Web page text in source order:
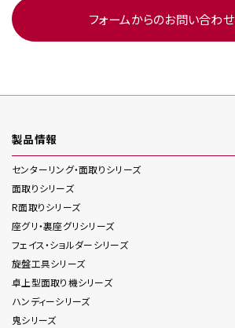
フォームからのお問い合わせ
製品情報
センターリング・面取りシリーズ
面取りシリーズ
R面取りシリーズ
座グリ・裏座グリシリーズ
フェイス・ショルダーシリーズ
旋盤工具シリーズ
卓上型面取り機シリーズ
ハンディーシリーズ
鬼シリーズ